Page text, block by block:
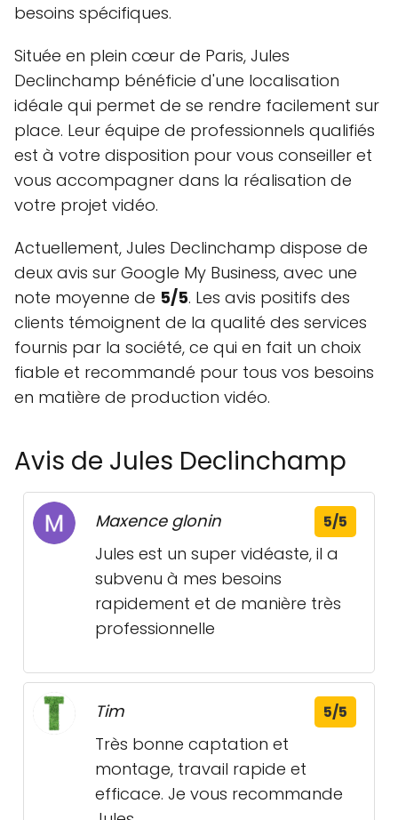
besoins spécifiques.
Située en plein cœur de Paris, Jules
Declinchamp bénéficie d'une localisation
idéale qui permet de se rendre facilement sur
place. Leur équipe de professionnels qualifiés
est à votre disposition pour vous conseiller et
vous accompagner dans la réalisation de
votre projet vidéo.
Actuellement, Jules Declinchamp dispose de
deux avis sur Google My Business, avec une
note moyenne de 5/5. Les avis positifs des
clients témoignent de la qualité des services
fournis par la société, ce qui en fait un choix
fiable et recommandé pour tous vos besoins
en matière de production vidéo.
Avis de Jules Declinchamp
Maxence glonin 5/5
Jules est un super vidéaste, il a
subvenu à mes besoins
rapidement et de manière très
professionnelle
Tim 5/5
Très bonne captation et
montage, travail rapide et
efficace. Je vous recommande